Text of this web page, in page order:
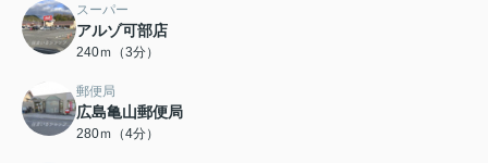
スーパー
アルゾ可部店
240ｍ（3分）
郵便局
広島亀山郵便局
280ｍ（4分）